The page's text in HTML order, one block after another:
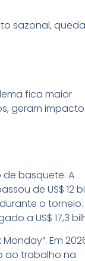
sazonal, queda
fica maior
geram impacto
de basquete. A
de US$ 12
o torneio.
a US$ 17,3
Em
ao trabalho na